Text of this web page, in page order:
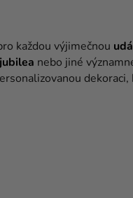
každou výjimečnou
jubilea nebo jiné
dekoraci,